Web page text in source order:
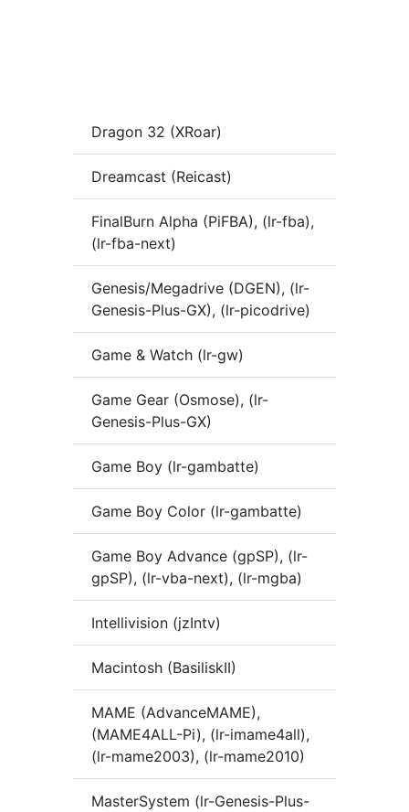
Dragon 32 (XRoar)
Dreamcast (Reicast)
FinalBurn Alpha (PiFBA), (lr-fba),
(lr-fba-next)
Genesis/Megadrive (DGEN), (lr-
Genesis-Plus-GX), (lr-picodrive)
Game & Watch (lr-gw)
Game Gear (Osmose), (lr-
Genesis-Plus-GX)
Game Boy (lr-gambatte)
Game Boy Color (lr-gambatte)
Game Boy Advance (gpSP), (lr-
gpSP), (lr-vba-next), (lr-mgba)
Intellivision (jzIntv)
Macintosh (BasiliskII)
MAME (AdvanceMAME),
(MAME4ALL-Pi), (lr-imame4all),
(lr-mame2003), (lr-mame2010)
MasterSystem (lr-Genesis-Plus-